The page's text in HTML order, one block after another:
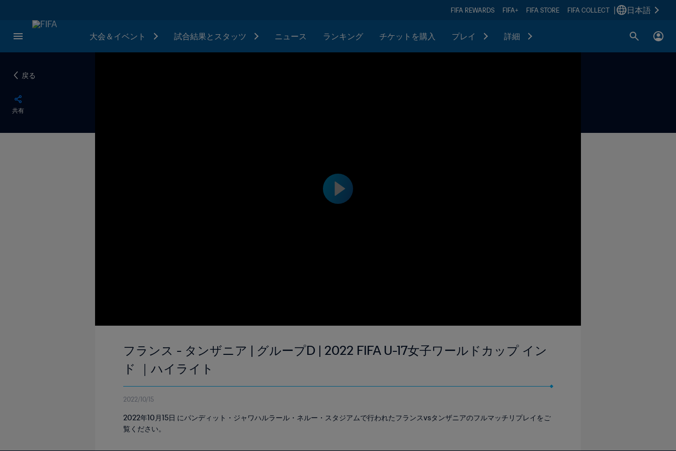
FIFA REWARDS FIFA+ FIFA STORE FIFA COLLECT 日本語
大会＆イベント 試合結果とスタッツ ニュース ランキング チケットを購入 プレイ 詳細
戻る
共有
フランス - タンザニア | グループD | 2022 FIFA U-17女子ワールドカップ イン
ド ｜ハイライト
2022/10/15
2022年10月15日 にパンディット・ジャワハルラール・ネルー・スタジアムで行われたフランスvsタンザニアのフルマッチリプレイをご
覧ください。